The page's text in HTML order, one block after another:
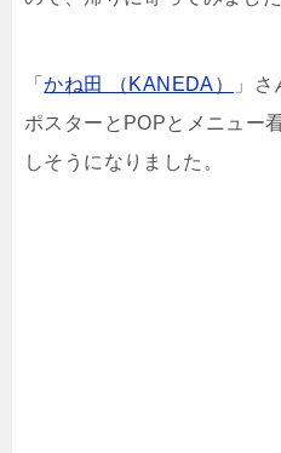
「かね田 （KANEDA）
」
ポスターとPOPとメニュー
しそうになりました。